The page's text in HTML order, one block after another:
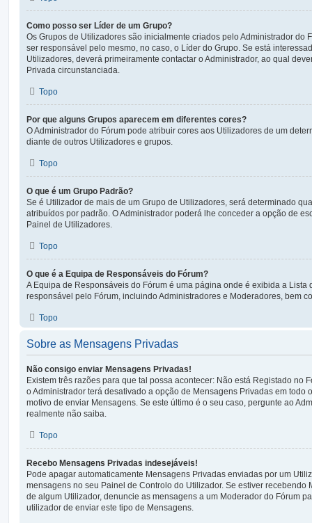
Como posso ser Líder de um Grupo?
Os Grupos de Utilizadores são inicialmente criados pelo Administrador do
ser responsável pelo mesmo, no caso, o Líder do Grupo. Se está
Utilizadores, deverá primeiramente contactar o Administrador, ao qual
Privada circunstanciada.
Topo
Por que alguns Grupos aparecem em diferentes cores?
O Administrador do Fórum pode atribuir cores aos Utilizadores de um
diante de outros Utilizadores e grupos.
Topo
O que é um Grupo Padrão?
Se é Utilizador de mais de um Grupo de Utilizadores, será determinado
atribuídos por padrão. O Administrador poderá lhe conceder a opção de
Painel de Utilizadores.
Topo
O que é a Equipa de Responsáveis do Fórum?
A Equipa de Responsáveis do Fórum é uma página onde é exibida a
responsável pelo Fórum, incluindo Administradores e Moderadores, bem
Topo
Sobre as Mensagens Privadas
Não consigo enviar Mensagens Privadas!
Existem três razões para que tal possa acontecer: Não está Registado no
o Administrador terá desativado a opção de Mensagens Privadas em todo
motivo de enviar Mensagens. Se este último é o seu caso, pergunte ao
realmente não saiba.
Topo
Recebo Mensagens Privadas indesejáveis!
Pode apagar automaticamente Mensagens Privadas enviadas por um
mensagens no seu Painel de Controlo do Utilizador. Se estiver recebendo
de algum Utilizador, denuncie as mensagens a um Moderador do Fórum
utilizador de enviar este tipo de Mensagens.